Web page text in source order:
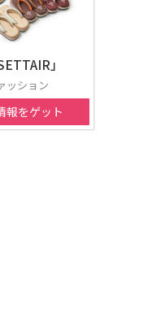
」
ッション
報をゲット